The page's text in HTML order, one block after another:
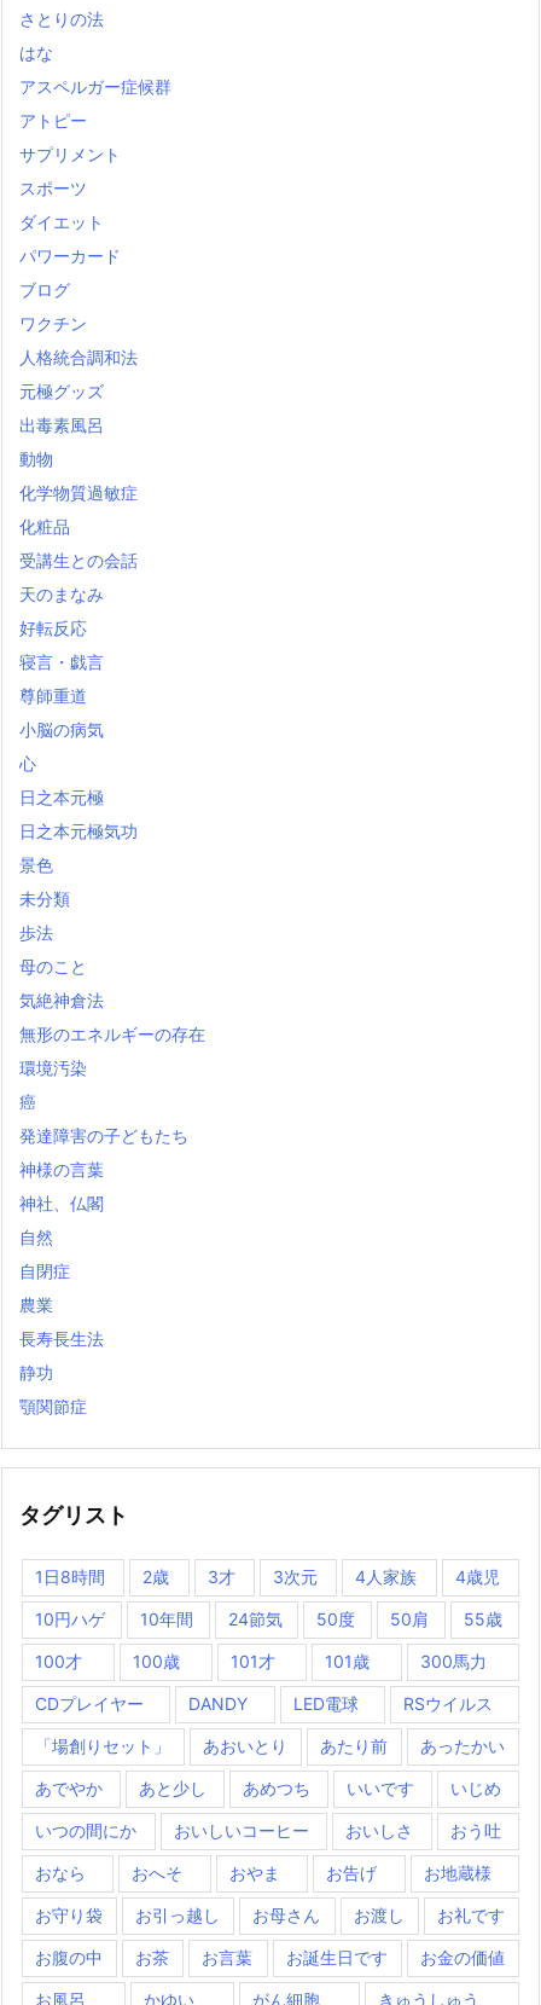
さとりの法
はな
アスペルガー症候群
アトピー
サプリメント
スポーツ
ダイエット
パワーカード
ブログ
ワクチン
人格統合調和法
元極グッズ
出毒素風呂
動物
化学物質過敏症
化粧品
受講生との会話
天のまなみ
好転反応
寝言・戯言
尊師重道
小脳の病気
心
日之本元極
日之本元極気功
景色
未分類
歩法
母のこと
気絶神倉法
無形のエネルギーの存在
環境汚染
癌
発達障害の子どもたち
神様の言葉
神社、仏閣
自然
自閉症
農業
長寿長生法
静功
顎関節症
タグリスト
1日8時間 2歳 3才 3次元 4人家族 4歳児
10円ハゲ 10年間 24節気 50度 50肩 55歳
100才 100歳 101才 101歳 300馬力
CDプレイヤー DANDY LED電球 RSウイルス
「場創りセット」 あおいとり あたり前 あったかい
あでやか あと少し あめつち いいです いじめ
いつの間にか おいしいコーヒー おいしさ おう吐
おなら おへそ おやま お告げ お地蔵様
お守り袋 お引っ越し お母さん お渡し お礼です
お腹の中 お茶 お言葉 お誕生日です お金の価値
お風呂 かゆい がん細胞 きゅうしゅう